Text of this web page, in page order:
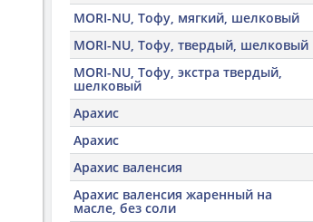
MORI-NU, Тофу, мягкий, шелковый
MORI-NU, Тофу, твердый, шелковый
MORI-NU, Тофу, экстра твердый,
шелковый
Арахис
Арахис
Арахис валенсия
Арахис валенсия жаренный на
масле, без соли